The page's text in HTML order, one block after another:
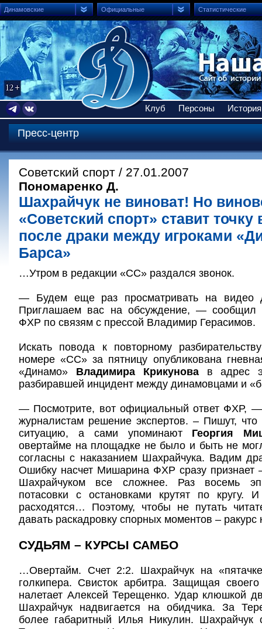
Динамовские Официальные Статистические
Клуб Персоны История
Пресс-центр
Советский спорт / 27.01.2007
Пономаренко Д.
Шахрайчук не виноват! Но
«Советский спорт» ставит точку
после драки между игроками
Барса»
…Утром в редакции «СС» раздался звонок.
— Будем еще раз просматривать на видео
Приглашаем вас на обсуждение, — сообщил
ФХР по связям с прессой Владимир Герасимов.
Искать повода к повторному
номере «СС» за пятницу опубликована
«Динамо» Владимира Крикуновав адрес
разбиравшей инцидент между динамовцами и
— Посмотрите, вот официальный ответ ФХР, —
журналистам решение экспертов. – Пишут, что
ситуацию, а сами упоминают Георгия
овертайме на площадке не было и быть не
согласны с наказанием Шахрайчука. Вадим
Ошибку насчет Мишарина ФХР сразу признает
Шахрайчуком все сложнее. Раз восемь
потасовки с остановками крутят по кругу.
расходятся… Поэтому, чтобы не путать
давать раскадровку спорных моментов – ракурс
СУДЬЯМ – КУРСЫ САМБО
…Овертайм. Счет 2:2. Шахрайчук на
голкипера. Свисток арбитра. Защищая
налетает Алексей Терещенко. Удар клюшкой
Шахрайчук надвигается на обидчика. За
более габаритный Илья Никулин. Шахрайчук